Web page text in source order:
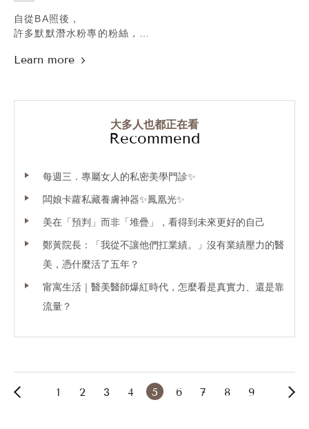
自從BA照後，
許多默默潛水粉專的粉絲，
紛紛都像土撥鼠跑出來覓食般的問說，
你會介意跟別人分享你做過哪些療程嗎？
還記得當時的我說不會啊！
或是又去了哪裡做臉、看了哪些書，
進修了什麼課程一樣，
不論是外在保養或是內在的充實，
彼此都在為成為更好的自己而努力，
那些認同我們的朋友也會用屬於她的方式，
在人生中找到更好的自己。
他就開始偷偷在我不知道的時候，
.
大多人也都正在看
Recommend
每週三．專屬女人的私密美學門診✨
闆娘卡蘿私藏養膚神器✨鳳凰光✨
美在「預判」而非「堆疊」，看得到未來更好的自己
鄭黃院長：「我從不讓他們扛業績。」沒有業績壓力的醫
美，憑什麼活了五年？
甯寓生活｜醫美醫師爆紅時代，怎麼看是真實力、還是靠
流量？